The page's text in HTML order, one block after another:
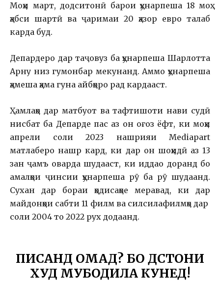
Моҳи март, додситонӣ барои ҳунарпеша 18 моҳ
ҳабси шартӣ ва ҷаримаи 20 ҳазор евро талаб
карда буд.
Депардеро дар таҷовуз ба ҳунарпеша Шарлотта
Арну низ гумонбар мекунанд. Аммо ҳунарпеша
ҳамеша ҳама гуна айбҳоро рад кардааст.
Ҳамлаҳо дар матбуот ва тафтишоти нави судӣ
нисбат ба Депарде пас аз он оғоз ёфт, ки моҳи
апрели соли 2023 нашрияи Mediapart
матлаберо нашр кард, ки дар он шоҳидӣ аз 13
зан ҷамъ оварда шудааст, ки иддао доранд бо
амалҳои ҷинсии ҳунарпеша рӯ ба рӯ шудаанд.
Сухан дар бораи ҳодисаҳое меравад, ки дар
майдонҳои сабти 11 филм ва силсилафилмҳо дар
соли 2004 то 2022 рух додаанд.
ПИСАНД ОМАД? БО ДӮСТОНИ
ХУД МУБОДИЛА КУНЕД!